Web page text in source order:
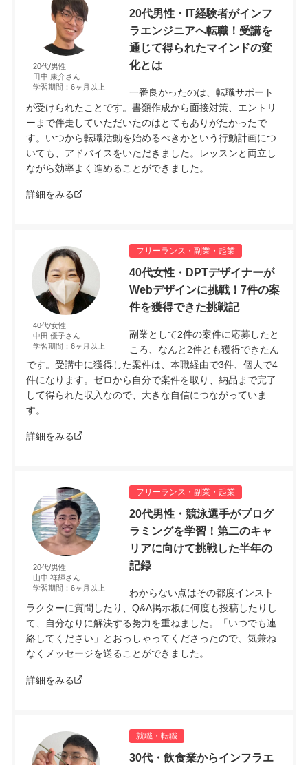
20代/男性
田中 康介さん
学習期間：6ヶ月以上
20代男性・IT経験者がインフ
ラエンジニアへ転職！受講を
通じて得られたマインドの変
化とは
一番良かったのは、転職サポート
が受けられたことです。書類作成から面接対策、エントリ
ーまで伴走していただいたのはとてもありがたかったで
す。いつから転職活動を始めるべきかという行動計画につ
いても、アドバイスをいただきました。レッスンと両立し
ながら効率よく進めることができました。
詳細をみる
フリーランス・副業・起業
40代/女性
中田 優子さん
学習期間：6ヶ月以上
40代女性・DPTデザイナーが
Webデザインに挑戦！7件の案
件を獲得できた挑戦記
副業として2件の案件に応募したと
ころ、なんと2件とも獲得できたん
です。受講中に獲得した案件は、本職経由で3件、個人で4
件になります。ゼロから自分で案件を取り、納品まで完了
して得られた収入なので、大きな自信につながっていま
す。
詳細をみる
フリーランス・副業・起業
20代/男性
山中 祥輝さん
学習期間：6ヶ月以上
20代男性・競泳選手がプログ
ラミングを学習！第二のキャ
リアに向けて挑戦した半年の
記録
わからない点はその都度インスト
ラクターに質問したり、Q&A掲示板に何度も投稿したりし
て、自分なりに解決する努力を重ねました。「いつでも連
絡してください」とおっしゃってくださったので、気兼ね
なくメッセージを送ることができました。
詳細をみる
就職・転職
30代・飲食業からインフラエ